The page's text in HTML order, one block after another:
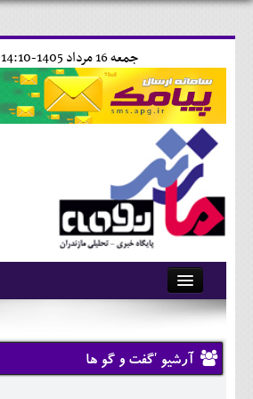
جمعه 16 مرداد 1405-14:10-
آرشیو
تماس با ما
وبلاگ
آرشیو 'گفت و گو ها